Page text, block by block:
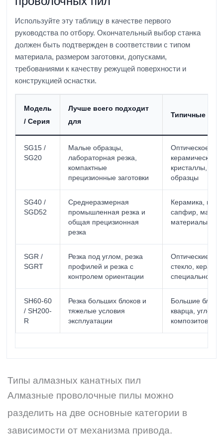
Используйте эту таблицу в качестве первого
руководства по отбору. Окончательный выбор станка
должен быть подтвержден в соответствии с типом
материала, размером заготовки, допусками,
требованиями к качеству режущей поверхности и
конструкцией оснастки.
Модель
/ Серия
Лучше всего подходит
для
Типичные
SG15 /
SG20
Малые образцы,
лабораторная резка,
компактные
прецизионные заготовки
Оптическое
керамические
кристаллы,
образцы
SG40 /
SGD52
Среднеразмерная
промышленная резка и
общая прецизионная
резка
Керамика,
сапфир,
материалы
SGR /
SGRT
Резка под углом, резка
профилей и резка с
контролем ориентации
Оптические
стекло,
специальной
SH60-60
/ SH200-
R
Резка больших блоков и
тяжелые условия
эксплуатации
Большие блоки
кварца,
композитов,
Типы алмазных канатных пил
Алмазные проволочные пилы можно
разделить на две основные категории в
зависимости от механизма привода.